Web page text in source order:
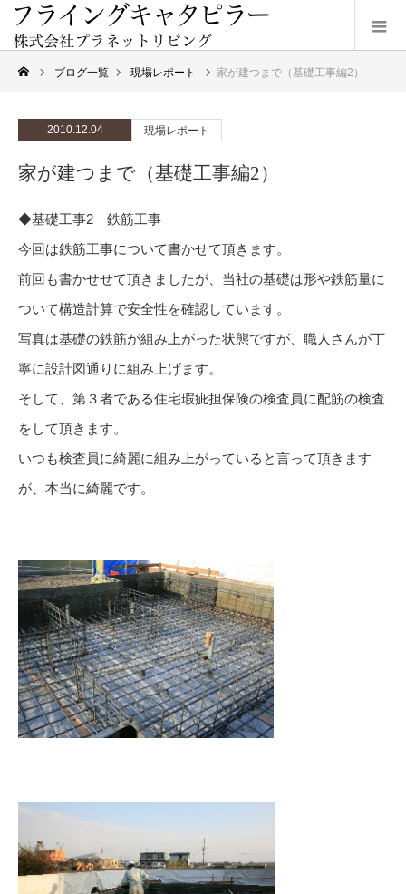
ブログ一覧 現場レポート 家が建つまで（基礎工事編2）
2010.12.04 現場レポート
家が建つまで（基礎工事編2）
◆基礎工事2 鉄筋工事
今回は鉄筋工事について書かせて頂きます。
前回も書かせせて頂きましたが、当社の基礎は形や鉄筋量に
ついて構造計算で安全性を確認しています。
写真は基礎の鉄筋が組み上がった状態ですが、職人さんが丁
寧に設計図通りに組み上げます。
そして、第３者である住宅瑕疵担保険の検査員に配筋の検査
をして頂きます。
いつも検査員に綺麗に組み上がっていると言って頂きます
が、本当に綺麗です。